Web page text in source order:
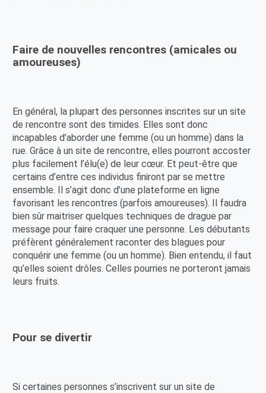
Faire de nouvelles rencontres (amicales ou
amoureuses)
En général, la plupart des personnes inscrites sur un site
de rencontre sont des timides. Elles sont donc
incapables d’aborder une femme (ou un homme) dans la
rue. Grâce à un site de rencontre, elles pourront accoster
plus facilement l’élu(e) de leur cœur. Et peut-être que
certains d’entre ces individus finiront par se mettre
ensemble. Il s’agit donc d’une plateforme en ligne
favorisant les rencontres (parfois amoureuses). Il faudra
bien sûr maitriser quelques techniques de drague par
message pour faire craquer une personne. Les débutants
préfèrent généralement raconter des blagues pour
conquérir une femme (ou un homme). Bien entendu, il faut
qu’elles soient drôles. Celles pourries ne porteront jamais
leurs fruits.
Pour se divertir
Si certaines personnes s’inscrivent sur un site de